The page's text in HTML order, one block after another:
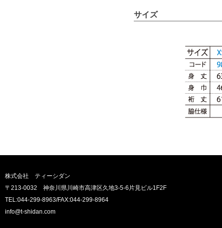
サイズ
株式会社 ティーシダン
〒213-0032 神奈川県川崎市高津区久地3-5-6片見ビル1F2F
TEL:044-299-8963/FAX:044-299-8964
info@t-shidan.com